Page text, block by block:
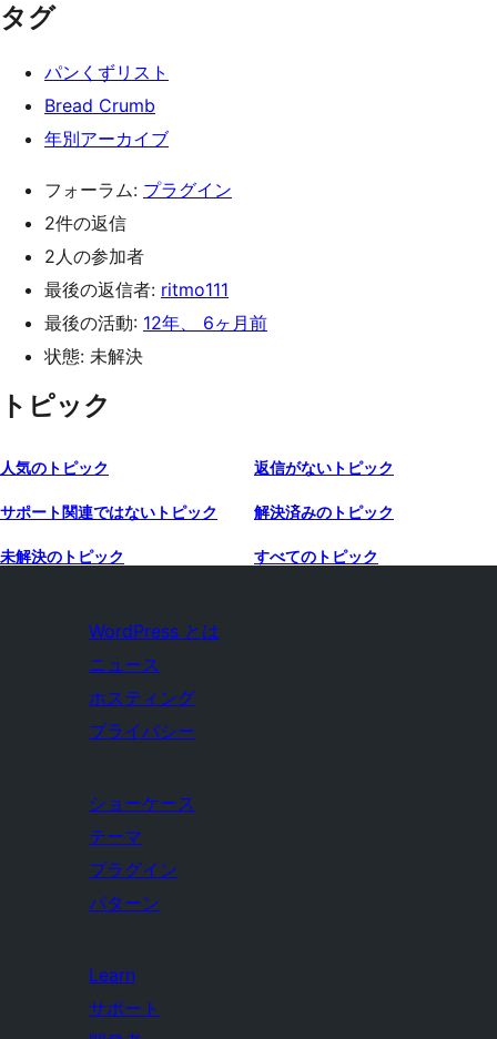
タグ
パンくずリスト
Bread Crumb
年別アーカイブ
フォーラム: プラグイン
2件の返信
2人の参加者
最後の返信者: ritmo111
最後の活動: 12年、 6ヶ月前
状態: 未解決
トピック
人気のトピック 返信がないトピック
サポート関連ではないトピック 解決済みのトピック
未解決のトピック すべてのトピック
WordPress とは
ニュース
ホスティング
プライバシー
ショーケース
テーマ
プラグイン
パターン
Learn
サポート